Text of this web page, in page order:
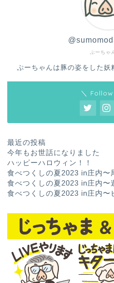
ぷーちゃ
ぷーちゃんは豚の姿をした妖
＼
最近の投稿
今年もお世話になりました
ハッピーハロウィン！！
食べつくしの夏2023 in庄内〜
食べつくしの夏2023 in庄内〜
食べつくしの夏2023 in庄内〜